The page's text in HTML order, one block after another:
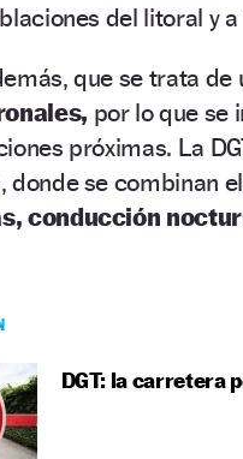
del litoral y
que se trata
por lo que se
próximas. La
donde se combinan
conducción
DGT: la carretera